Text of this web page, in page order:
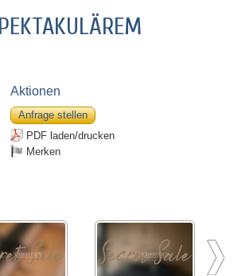
Aktionen
Anfrage stellen
PDF laden/drucken
Merken